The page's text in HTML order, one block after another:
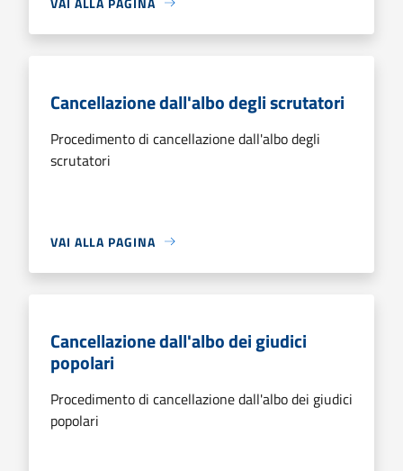
Cancellazione dall'albo degli scrutatori
Procedimento di cancellazione dall'albo degli
scrutatori
VAI ALLA PAGINA
Cancellazione dall'albo dei giudici
popolari
Procedimento di cancellazione dall'albo dei giudici
popolari